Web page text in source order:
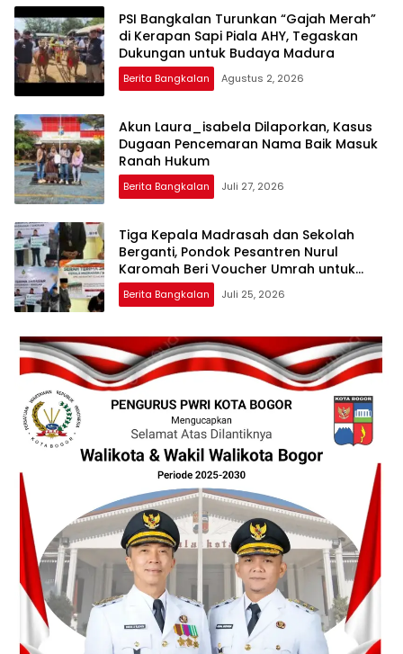
PSI Bangkalan Turunkan “Gajah Merah”
di Kerapan Sapi Piala AHY, Tegaskan
Dukungan untuk Budaya Madura
Berita Bangkalan Agustus 2, 2026
Akun Laura_isabela Dilaporkan, Kasus
Dugaan Pencemaran Nama Baik Masuk
Ranah Hukum
Berita Bangkalan Juli 27, 2026
Tiga Kepala Madrasah dan Sekolah
Berganti, Pondok Pesantren Nurul
Karomah Beri Voucher Umrah untuk
Para Purna Tugas
Berita Bangkalan Juli 25, 2026